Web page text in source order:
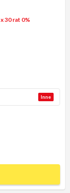
x 30 rat 0%
Inne